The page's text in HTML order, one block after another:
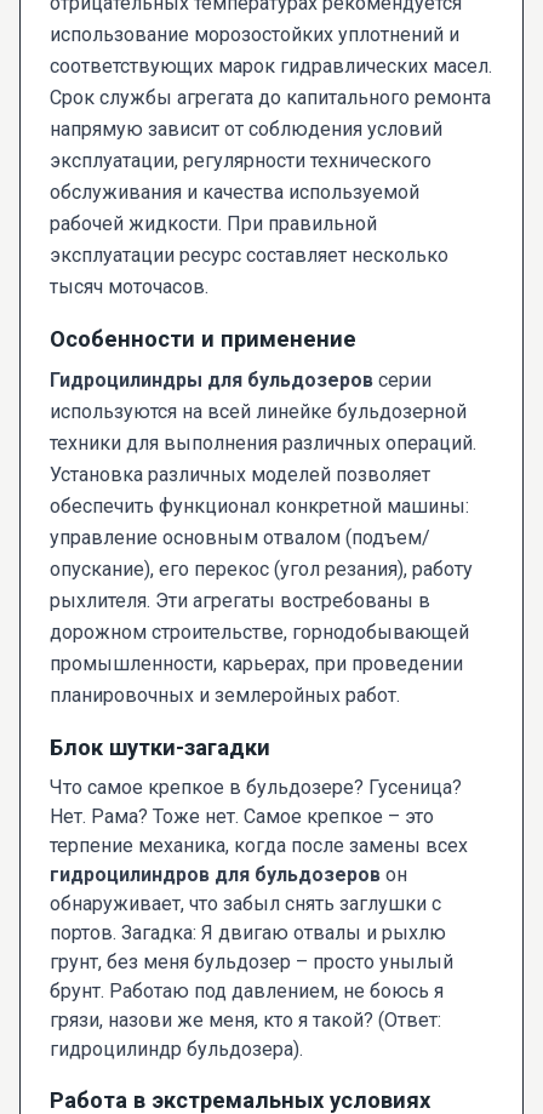
использование морозостойких уплотнений и
соответствующих марок гидравлических масел.
Срок службы агрегата до капитального ремонта
напрямую зависит от соблюдения условий
эксплуатации, регулярности технического
обслуживания и качества используемой
рабочей жидкости. При правильной
эксплуатации ресурс составляет несколько
тысяч моточасов.
Особенности и применение
Гидроцилиндры для бульдозеров серии
используются на всей линейке бульдозерной
техники для выполнения различных операций.
Установка различных моделей позволяет
обеспечить функционал конкретной машины:
управление основным отвалом (подъем/
опускание), его перекос (угол резания), работу
рыхлителя. Эти агрегаты востребованы в
дорожном строительстве, горнодобывающей
промышленности, карьерах, при проведении
планировочных и землеройных работ.
Блок шутки-загадки
Что самое крепкое в бульдозере? Гусеница?
Нет. Рама? Тоже нет. Самое крепкое – это
терпение механика, когда после замены всех
гидроцилиндров для бульдозеров он
обнаруживает, что забыл снять заглушки с
портов. Загадка: Я двигаю отвалы и рыхлю
грунт, без меня бульдозер – просто унылый
брунт. Работаю под давлением, не боюсь я
грязи, назови же меня, кто я такой? (Ответ:
гидроцилиндр бульдозера).
Работа в экстремальных условиях